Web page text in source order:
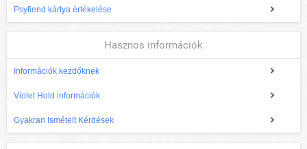
Psyfiend kártya értékelése
Hasznos információk
Információk kezdőknek
Violet Hold információk
Gyakran Ismételt Kérdések